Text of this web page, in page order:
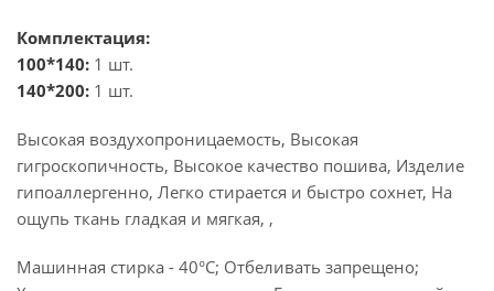
Комплектация:
100*140: 1 шт.
140*200: 1 шт.
Высокая воздухопроницаемость, Высокая
гигроскопичность, Высокое качество пошива, Изделие
гипоаллергенно, Легко стирается и быстро сохнет, На
ощупь ткань гладкая и мягкая, ,
Машинная стирка - 40°C; Отбеливать запрещено;